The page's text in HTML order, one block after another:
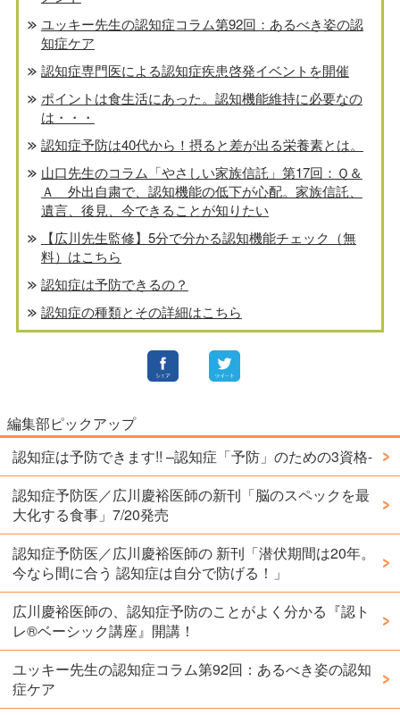
ユッキー先生の認知症コラム第92回：あるべき姿の認
知症ケア
認知症専門医による認知症疾患啓発イベントを開催
ポイントは食生活にあった。認知機能維持に必要なの
は・・・
認知症予防は40代から！摂ると差が出る栄養素とは。
山口先生のコラム「やさしい家族信託」第17回：Ｑ＆
Ａ 外出自粛で、認知機能の低下が心配。家族信託、
遺言、後見、今できることが知りたい
【広川先生監修】5分で分かる認知機能チェック（無
料）はこちら
認知症は予防できるの？
認知症の種類とその詳細はこちら
編集部ピックアップ
認知症は予防できます!! –認知症「予防」のための3資格-
認知症予防医／広川慶裕医師の新刊「脳のスペックを最
大化する食事」7/20発売
認知症予防医／広川慶裕医師の 新刊「潜伏期間は20年。
今なら間に合う 認知症は自分で防げる！」
広川慶裕医師の、認知症予防のことがよく分かる『認ト
レ®️ベーシック講座』開講！
ユッキー先生の認知症コラム第92回：あるべき姿の認知
症ケア